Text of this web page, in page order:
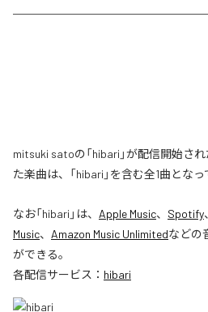
mitsuki satoの「hibari」が配信開始さ
た楽曲は、「hibari」を含む全1曲となっ
なお「hibari 」は、 Apple Music、 Spotify、
Music、 Amazon Music Unlimitedなどの
ができる。
各配信サービス： hibari